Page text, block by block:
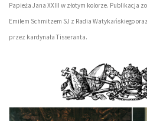
Papieża Jana XXIII w złotym kolorze. Publikacja
Emilem Schmitzem SJ z Radia Watykańskiego
przez kardynała Tisseranta.